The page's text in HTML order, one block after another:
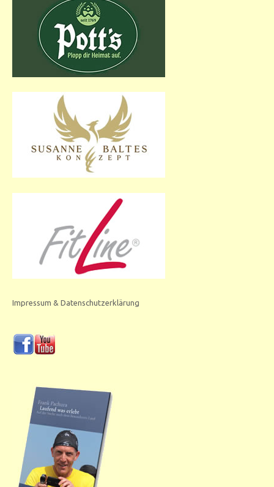
Impressum & Datenschutzerklärung